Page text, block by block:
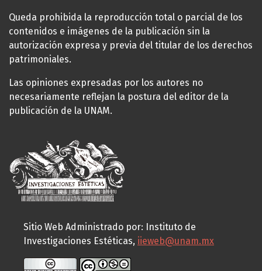
Queda prohibida la reproducción total o parcial de los
contenidos e imágenes de la publicación sin la
autorización expresa y previa del titular de los derechos
patrimoniales.
Las opiniones expresadas por los autores no
necesariamente reflejan la postura del editor de la
publicación de la UNAM.
Sitio Web Administrado por: Instituto de
Investigaciones Estéticas, iieweb@unam.mx